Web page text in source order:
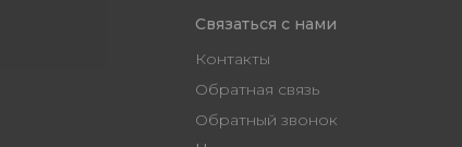
Связаться с нами
Контакты
Обратная связь
Обратный звонок